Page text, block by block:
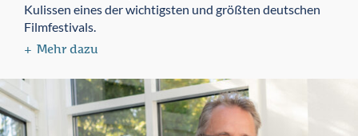
Kulissen eines der wichtigsten und größten deutschen
Filmfestivals.
Mehr dazu